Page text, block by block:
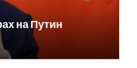
на Путин